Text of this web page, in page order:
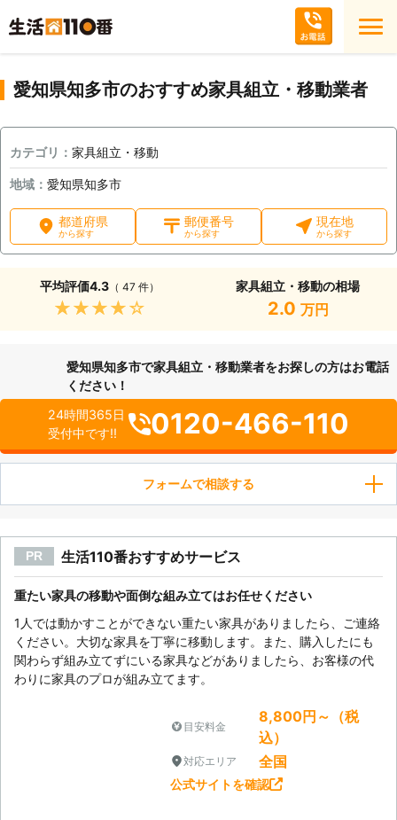
愛知県知多市のおすすめ家具組立・移動業者
カテゴリ： 家具組立・移動
地域： 愛知県知多市
都道府県
から探す
郵便番号
から探す
現在地
から探す
平均評価4.3（ 47 件）
★★★★★
家具組立・移動の相場
2.0 万円
愛知県知多市で家具組立・移動業者をお探しの方はお電話
ください！
24時間365日
受付中です!!
0120-466-110
フォームで相談する
PR 生活110番おすすめサービス
重たい家具の移動や面倒な組み立てはお任せください
1人では動かすことができない重たい家具がありましたら、ご連絡
ください。大切な家具を丁寧に移動します。また、購入したにも
関わらず組み立てずにいる家具などがありましたら、お客様の代
わりに家具のプロが組み立てます。
目安料金
8,800円～（税
込）
対応エリア 全国
公式サイトを確認